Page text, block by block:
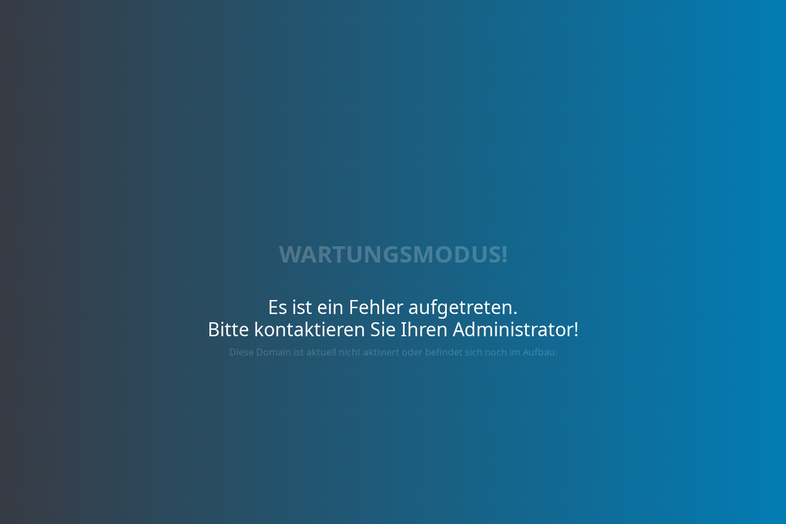
WARTUNGSMODUS!
Es ist ein Fehler aufgetreten.
Bitte kontaktieren Sie Ihren Administrator!
Diese Domain ist aktuell nicht aktiviert oder befindet sich noch im Aufbau.